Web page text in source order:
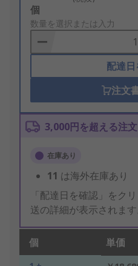
Add
to
Basket
個
数量を選択または入力
配達
注文
3,000円を超える注
在庫あり
11 は海外在庫あり
「配達日を確認」をク
送の詳細が表示されます
個 単価